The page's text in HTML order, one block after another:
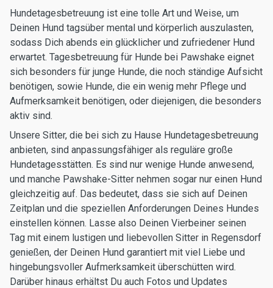
Hundetagesbetreuung ist eine tolle Art und Weise, um
Deinen Hund tagsüber mental und körperlich auszulasten,
sodass Dich abends ein glücklicher und zufriedener Hund
erwartet. Tagesbetreuung für Hunde bei Pawshake eignet
sich besonders für junge Hunde, die noch ständige Aufsicht
benötigen, sowie Hunde, die ein wenig mehr Pflege und
Aufmerksamkeit benötigen, oder diejenigen, die besonders
aktiv sind.
Unsere Sitter, die bei sich zu Hause Hundetagesbetreuung
anbieten, sind anpassungsfähiger als reguläre große
Hundetagesstätten. Es sind nur wenige Hunde anwesend,
und manche Pawshake-Sitter nehmen sogar nur einen Hund
gleichzeitig auf. Das bedeutet, dass sie sich auf Deinen
Zeitplan und die speziellen Anforderungen Deines Hundes
einstellen können. Lasse also Deinen Vierbeiner seinen
Tag mit einem lustigen und liebevollen Sitter in Regensdorf
genießen, der Deinen Hund garantiert mit viel Liebe und
hingebungsvoller Aufmerksamkeit überschütten wird.
Darüber hinaus erhältst Du auch Fotos und Updates